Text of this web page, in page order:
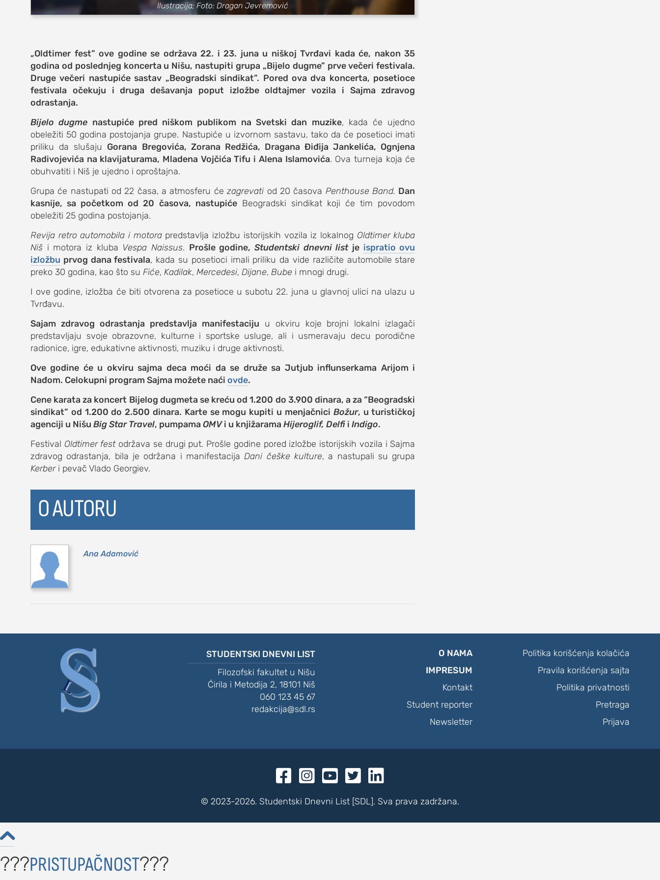
zabava
putovanja
moda i stil
studenti
konkursi
fakulteti
studentski život
zdravlje
kolumna
sdl podkast
STUDENTSKI DNEVNI LIST
o nama
impresum
kontakt
Ilustracija; Foto: Dragan Jevremović
„Oldtimer fest” ove godine se održava 22. i 23. juna u niškoj Tvrđavi kada će, nakon 35
godina od poslednjeg koncerta u Nišu, nastupiti grupa „Bijelo dugme” prve večeri festivala.
Druge večeri nastupiće sastav „Beogradski sindikat”. Pored ova dva koncerta, posetioce
festivala očekuju i druga dešavanja poput izložbe oldtajmer vozila i Sajma zdravog
odrastanja.
Bijelo dugme nastupiće pred niškom publikom na Svetski dan muzike, kada će ujedno
obeležiti 50 godina postojanja grupe. Nastupiće u izvornom sastavu, tako da će posetioci imati
priliku da slušaju Gorana Bregovića, Zorana Redžića, Dragana Điđija Jankelića, Ognjena
Radivojevića na klavijaturama, Mladena Vojčića Tifu i Alena Islamovića. Ova turneja koja će
obuhvatiti i Niš je ujedno i oproštajna.
Grupa će nastupati od 22 časa, a atmosferu ćezagrevatiod 20 časova Penthouse Band. Dan
kasnije, sa početkom od 20 časova, nastupićeBeogradski sindikat koji će tim povodom
obeležiti 25 godina postojanja.
Revija retro automobila i motorapredstavlja izložbu istorijskih vozila iz lokalnog Oldtimer kluba
Niš i motora iz kluba Vespa Naissus. Prošle godine,Studentski dnevni listje ispratio ovu
izložbu prvog dana festivala, kada su posetioci imali priliku da vide različite automobile stare
preko 30 godina, kao što su Fiće, Kadilak, Mercedesi, Dijane, Bube i mnogi drugi.
I ove godine, izložba će biti otvorena za posetioce u subotu 22. juna u glavnoj ulici na ulazu u
Tvrđavu.
Sajam zdravog odrastanja predstavlja manifestaciju u okviru koje brojni lokalni izlagači
predstavljaju svoje obrazovne, kulturne i sportske usluge, ali i usmeravaju decu porodične
radionice, igre, edukativne aktivnosti, muziku i druge aktivnosti.
Ove godine će u okviru sajma deca moći da se druže sa Jutjub influnserkama Arijom i
Nađom. Celokupni program Sajma možete naći ovde.
Cene karata za koncert Bijelog dugmeta se kreću od 1.200 do 3.900 dinara, a za “Beogradski
sindikat” od 1.200 do 2.500 dinara. Karte se mogu kupiti u menjačnici Božur, u turističkoj
agenciji u Nišu Big Star Travel, pumpama OMVi u knjižarama Hijeroglif, Delfi i Indigo.
Festival Oldtimer festodržava se drugi put. Prošle godine pored izložbe istorijskih vozila i Sajma
zdravog odrastanja, bila je održana i manifestacijaDani češke kulture, a nastupali su grupa
Kerberi pevač Vlado Georgiev.
O AUTORU
Ana Adamović
STUDENTSKI DNEVNI LIST
Filozofski fakultet u Nišu
Ćirila i Metodija 2, 18101 Niš
060 123 45 67
redakcija@sdl.rs
O NAMA
IMPRESUM
Kontakt
Student reporter
Newsletter
Politika korišćenja kolačića
Pravila korišćenja sajta
Politika privatnosti
Pretraga
Prijava
    
© 2023-2026. Studentski Dnevni List [SDL]. Sva prava zadržana.

???PRISTUPAČNOST???